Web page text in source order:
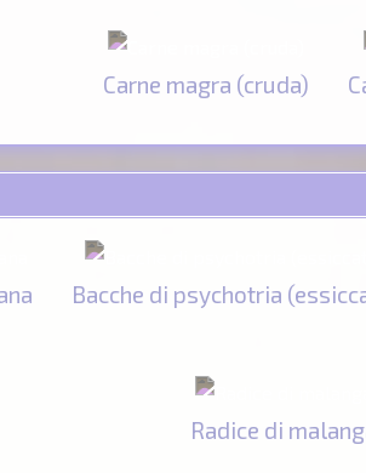
Carne magra (cruda)
Bacche di psychotria
Radice di